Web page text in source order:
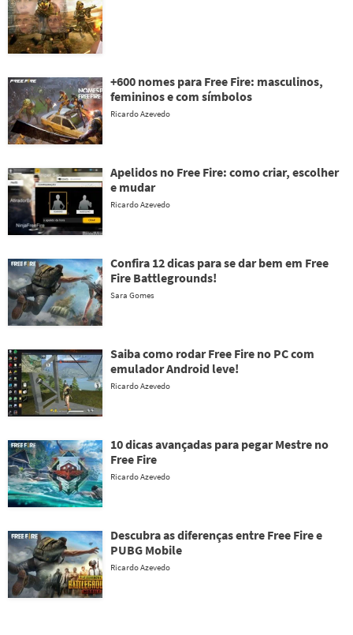
+600 nomes para Free Fire: masculinos,
femininos e com símbolos
Ricardo Azevedo
Apelidos no Free Fire: como criar, escolher
e mudar
Ricardo Azevedo
Confira 12 dicas para se dar bem em Free
Fire Battlegrounds!
Sara Gomes
Saiba como rodar Free Fire no PC com
emulador Android leve!
Ricardo Azevedo
10 dicas avançadas para pegar Mestre no
Free Fire
Ricardo Azevedo
Descubra as diferenças entre Free Fire e
PUBG Mobile
Ricardo Azevedo